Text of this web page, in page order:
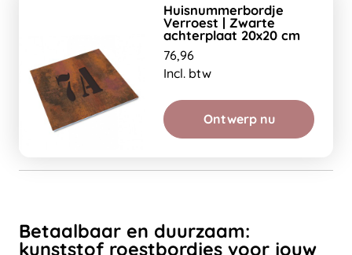
Huisnummerbordje
Verroest | Zwarte
achterplaat 20x20 cm
76,96
Incl. btw
Ontwerp nu
Betaalbaar en duurzaam:
kunststof roestbordjes voor jouw